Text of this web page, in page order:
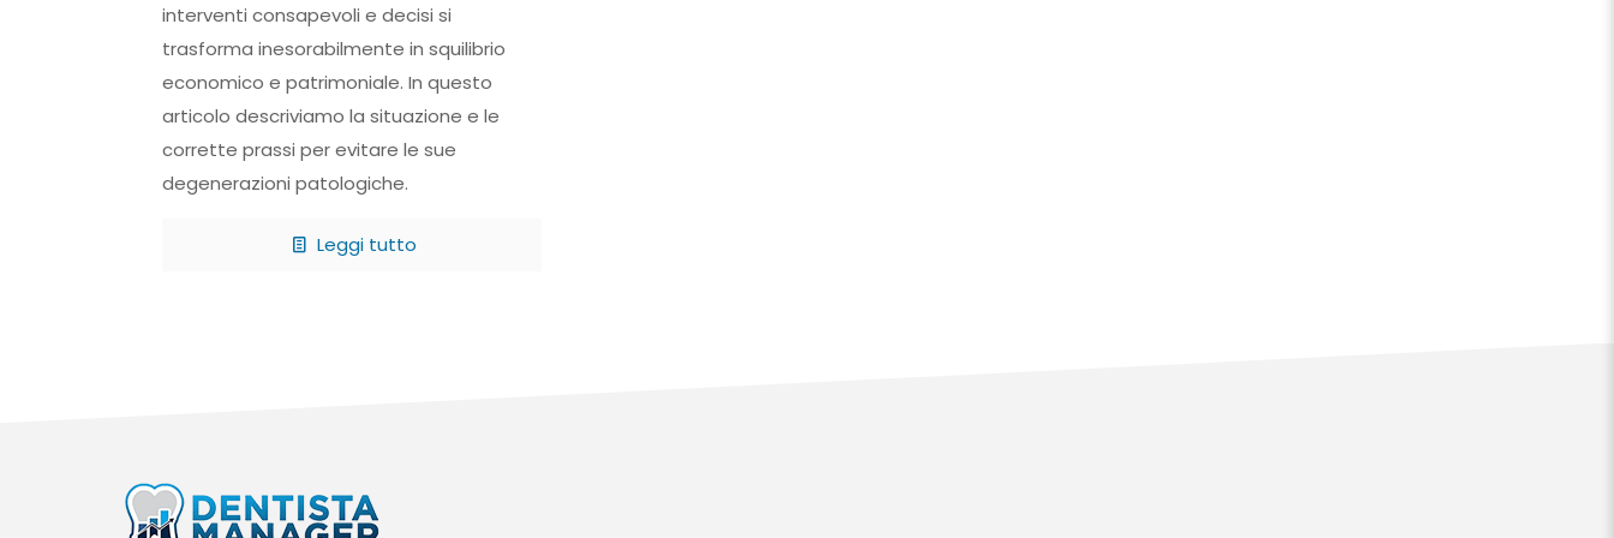
interventi consapevoli e decisi si
trasforma inesorabilmente in squilibrio
economico e patrimoniale. In questo
articolo descriviamo la situazione e le
corrette prassi per evitare le sue
degenerazioni patologiche.
Leggi tutto